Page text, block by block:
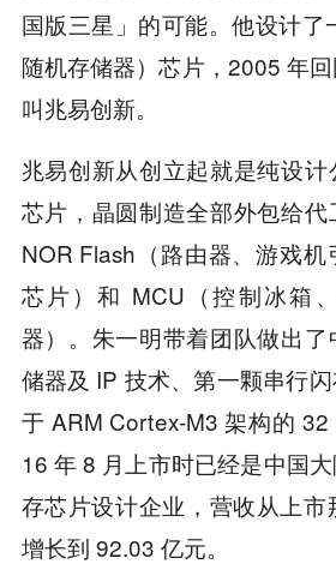
国版三星」的可能。他设计了
随机存储器）芯片，2005 年
叫兆易创新。
兆易创新从创立起就是纯设
芯片，晶圆制造全部外包给
NOR Flash（路由器、游戏
芯片）和 MCU（控制冰箱
器）。朱一明带着团队做出
储器及 IP 技术、第一颗串行
于 ARM Cortex-M3 架构的
16 年 8 月上市时已经是中国
存芯片设计企业，营收从上
增长到 92.03 亿元。